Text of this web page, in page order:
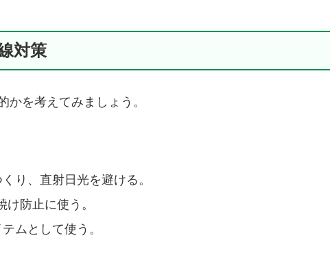
対策
かを考えてみましょう。
り、直射日光を避ける。
防止に使う。
ムとして使う。